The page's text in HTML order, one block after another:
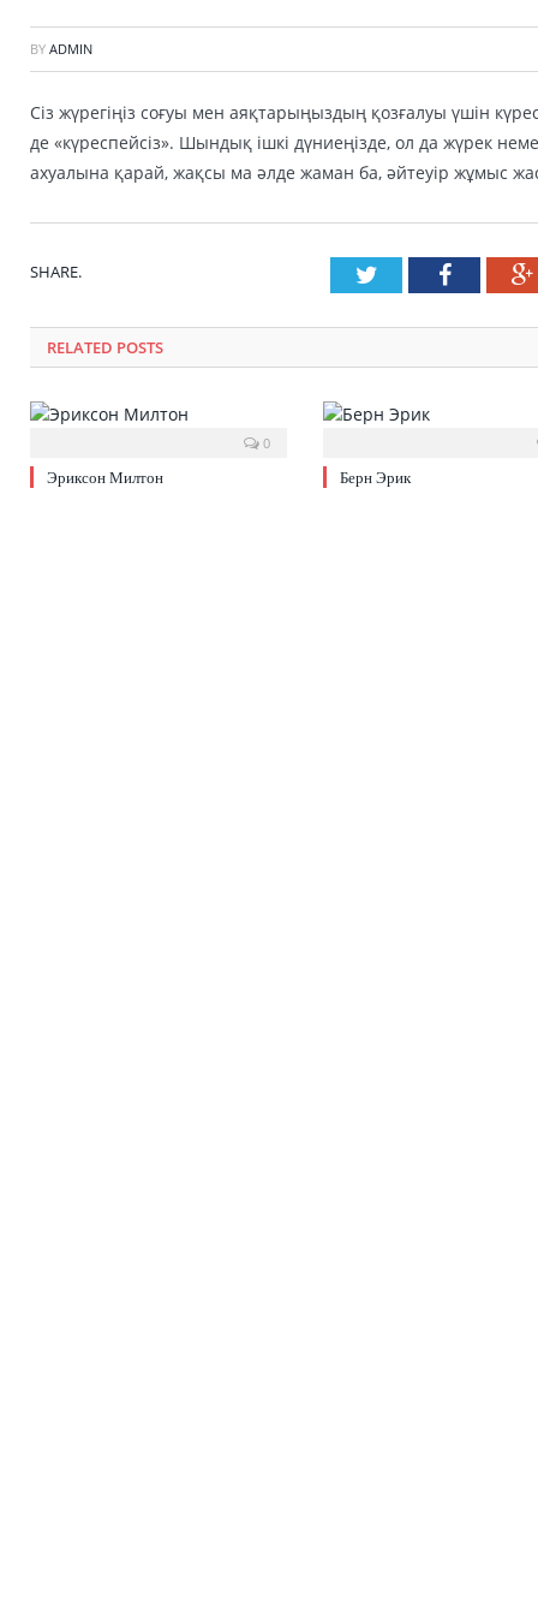
BY ADMIN
Сіз жүрегіңіз соғуы мен аяқтарыңыздың қозғалуы үшін
де «күреспейсіз». Шындық ішкі дүниеңізде, ол да жүрек
ахуалына қарай, жақсы ма әлде жаман ба, әйтеуір жұмыс
SHARE. Twitter
RELATED POSTS
0
Эриксон Милтон Берн Эрик